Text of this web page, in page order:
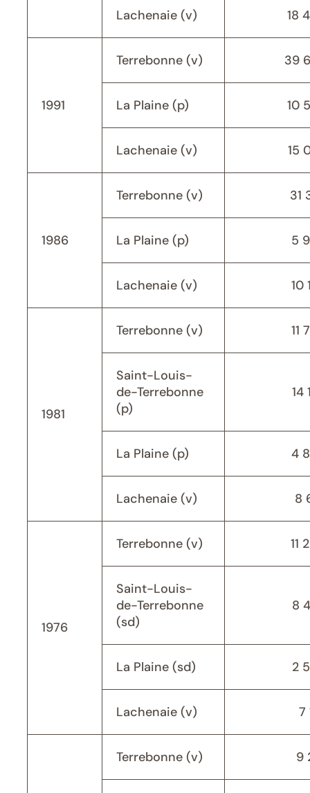
Lachenaie (v) 18
1991
Terrebonne (v) 39
La Plaine (p) 10
Lachenaie (v) 15
1986
Terrebonne (v) 31
La Plaine (p) 5
Lachenaie (v) 10
1981
Terrebonne (v) 11
Saint-Louis-
de-Terrebonne
(p)
14
La Plaine (p) 4
Lachenaie (v) 8
1976
Terrebonne (v) 11
Saint-Louis-
de-Terrebonne
(sd)
8
La Plaine (sd) 2
Lachenaie (v) 7
Terrebonne (v) 9